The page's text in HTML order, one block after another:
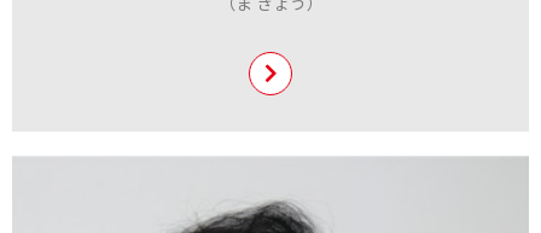
お問い合わせ
住所
New York, NY 10001